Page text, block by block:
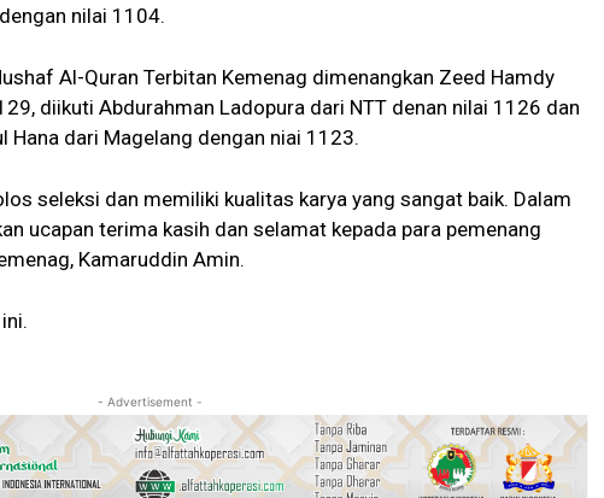
nilai 1104.
Al-Quran Terbitan Kemenag dimenangkan Zeed Hamdy
diikuti Abdurahman Ladopura dari NTT denan nilai 1126 dan
dari Magelang dengan niai 1123.
seleksi dan memiliki kualitas karya yang sangat baik. Dalam
ucapan terima kasih dan selamat kepada para pemenang
Kamaruddin Amin.
- Advertisement -